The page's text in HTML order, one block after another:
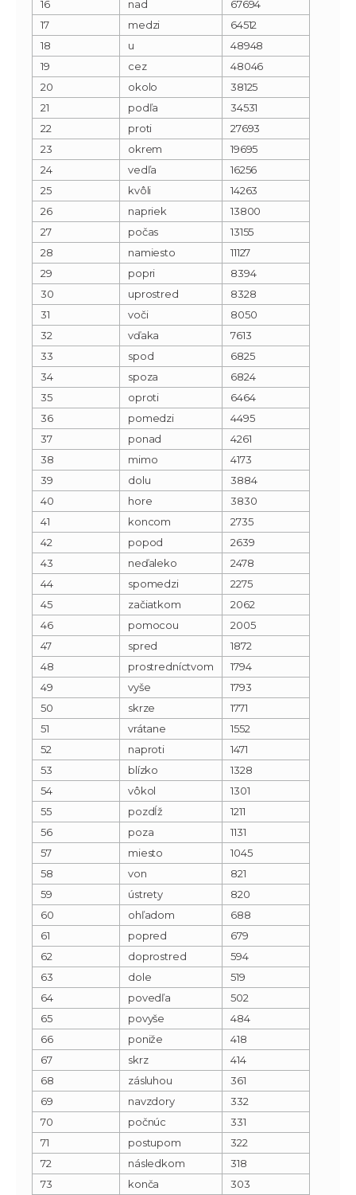
16
nad
67694
17
medzi
64512
18
u
48948
19
cez
48046
20
okolo
38125
21
podľa
34531
22
proti
27693
23
okrem
19695
24
vedľa
16256
25
kvôli
14263
26
napriek
13800
27
počas
13155
28
namiesto
11127
29
popri
8394
30
uprostred
8328
31
voči
8050
32
vďaka
7613
33
spod
6825
34
spoza
6824
35
oproti
6464
36
pomedzi
4495
37
ponad
4261
38
mimo
4173
39
dolu
3884
40
hore
3830
41
koncom
2735
42
popod
2639
43
neďaleko
2478
44
spomedzi
2275
45
začiatkom
2062
46
pomocou
2005
47
spred
1872
48
prostredníctvom
1794
49
vyše
1793
50
skrze
1771
51
vrátane
1552
52
naproti
1471
53
blízko
1328
54
vôkol
1301
55
pozdĺž
1211
56
poza
1131
57
miesto
1045
58
von
821
59
ústrety
820
60
ohľadom
688
61
popred
679
62
doprostred
594
63
dole
519
64
povedľa
502
65
povyše
484
66
poniže
418
67
skrz
414
68
zásluhou
361
69
navzdory
332
70
počnúc
331
71
postupom
322
72
následkom
318
73
konča 303